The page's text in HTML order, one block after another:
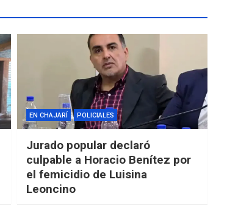
EN CHAJARÍ POLICIALES
Jurado popular declaró
culpable a Horacio Benítez por
el femicidio de Luisina
Leoncino